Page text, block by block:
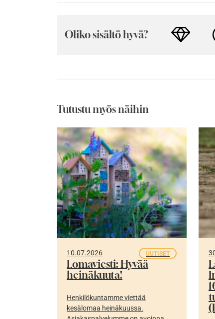
Oliko sisältö hyvä?
Tutustu myös näihin
10.07.2026 UUTISET
Lomaviesti: Hyvää
heinäkuuta!
Henkilökuntamme viettää
kesälomaa heinäkuussa.